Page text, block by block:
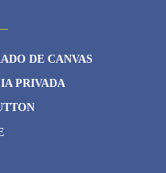
DE CANVAS
PRIVADA